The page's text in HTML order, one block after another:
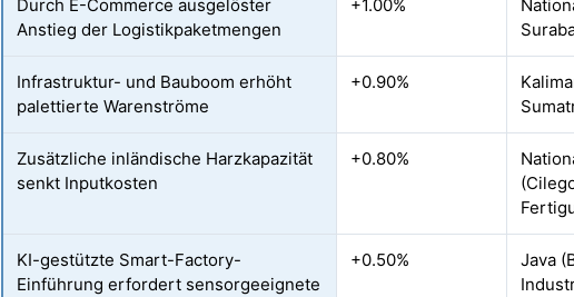
Durch E-Commerce ausgelöster
Anstieg der Logistikpaketmengen
+1.00%
Infrastruktur- und Bauboom erhöht
palettierte Warenströme
+0.90%
Zusätzliche inländische Harzkapazität
senkt Inputkosten
+0.80%
KI-gestützte Smart-Factory-
Einführung erfordert sensorgeeignete
+0.50%
Java